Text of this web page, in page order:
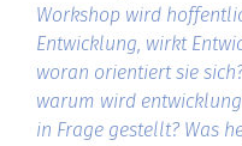
Workshop wird
Entwicklung, wirkt
woran orientiert sie
warum wird
in Frage gestellt? Was